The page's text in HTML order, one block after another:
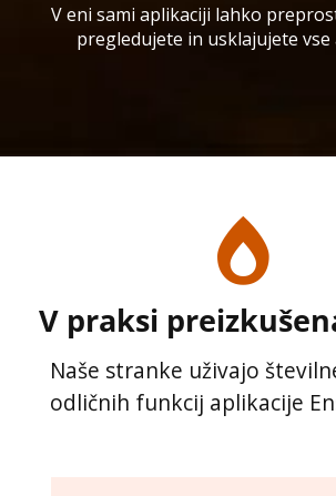
V eni sami aplikaciji lahko
pregledujete in usklajujete
V praksi
Naše stranke uživajo
odličnih funkcij aplikacije